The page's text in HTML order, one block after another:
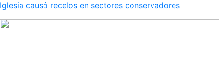
Iglesia causó recelos en sectores conservadores